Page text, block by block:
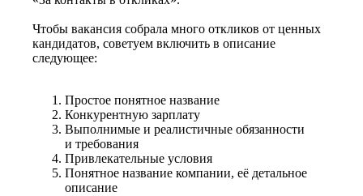
Чтобы вакансия собрала много откликов от ценных
кандидатов, советуем включить в описание
следующее:
Простое понятное название
Конкурентную зарплату
Выполнимые и реалистичные обязанности
и требования
Привлекательные условия
Понятное название компании, её детальное
описание